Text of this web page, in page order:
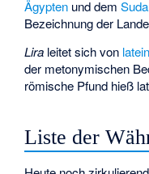
Ägypten und dem
Bezeichnung der
Lira leitet sich von
der metonymischen
römische Pfund hieß
Liste der